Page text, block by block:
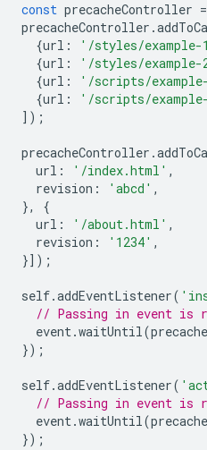
const precacheController =
precacheController .
{url : '/styles/example-
{url : '/styles/example-
{url : '/scripts/
{url : '/scripts/
]);
precacheController .
url : '/index.html' ,
revision : 'abcd' ,
},
{
url : '/about.html' ,
revision : '1234' ,
}]);
self.addEventListener(
// Passing in event is
event.waitUntil(
});
self.addEventListener(
// Passing in event is
event.waitUntil(
});